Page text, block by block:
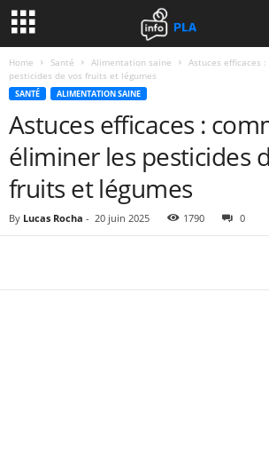
Home Santé Alimentation saine
Astuces efficaces
pesticides de vos fruits et légumes
SANTÉ ALIMENTATION SAINE
Astuces efficaces :
éliminer les pesticides
fruits et légumes
By Lucas Rocha - 20 juin 2025 1790 0